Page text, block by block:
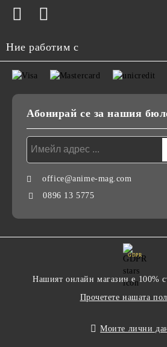
Ние работим с
Абонирай се за нашия
office@anime-mag.com
0896 13 5775
GDPR
Нашият онлайн магазин е 100%
Прочетете нашата
Моите лични